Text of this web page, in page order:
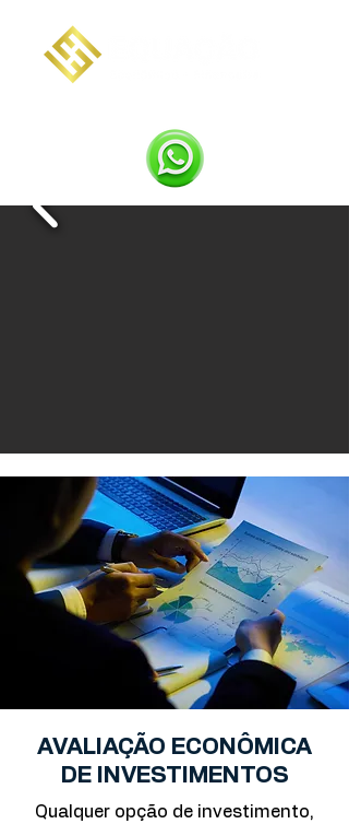
AVALIAÇÃO ECONÔMICA
DE INVESTIMENTOS
Qualquer opção de investimento,